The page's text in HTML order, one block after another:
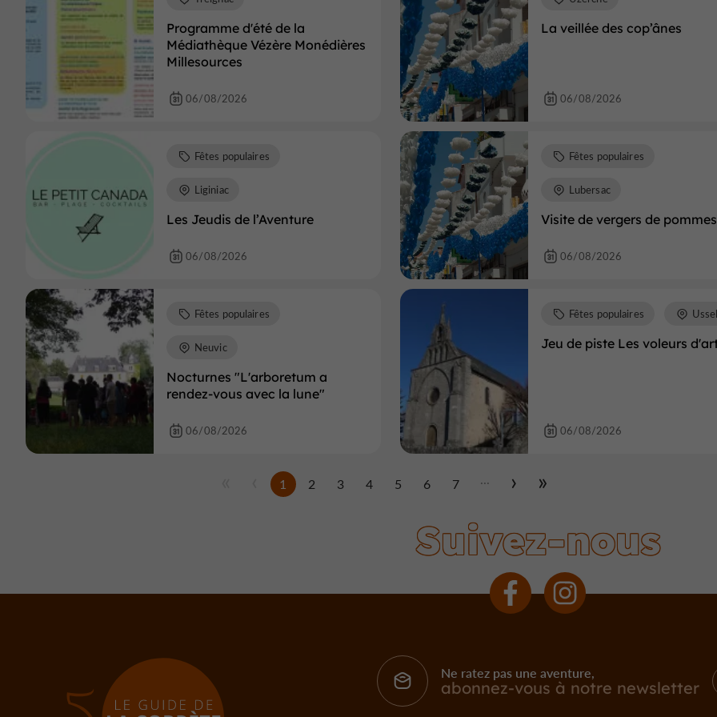
Programme d'été de la
Médiathèque Vézère Monédières
Millesources
06/08/2026
La veillée des cop’ânes
06/08/2026
Les Jeudis de l’Aventure
Fêtes populaires
Liginiac
06/08/2026
Visite de vergers de pommes
Fêtes populaires
Lubersac
06/08/2026
Nocturnes "L'arboretum a
rendez-vous avec la lune"
Fêtes populaires
Neuvic
06/08/2026
Jeu de piste Les voleurs
Fêtes populaires
06/08/2026
1 2 3 4 5 6 7 ...
Suivez-nous
Ne ratez pas une aventure,
abonnez-vous à notre newsletter